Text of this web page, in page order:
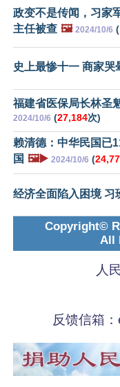
政变不是传闻，习家
主任被查 🖼️ 2024/10/6 (
史上最惨十一 商家哭
福建省医保局长林圣
2024/10/6 (27,184次)
赖清德：中华民国已
国 🖼️▶️ 2024/10/6 (
经济全面陷入困境 习
Copyright©
All
人
反馈信箱：